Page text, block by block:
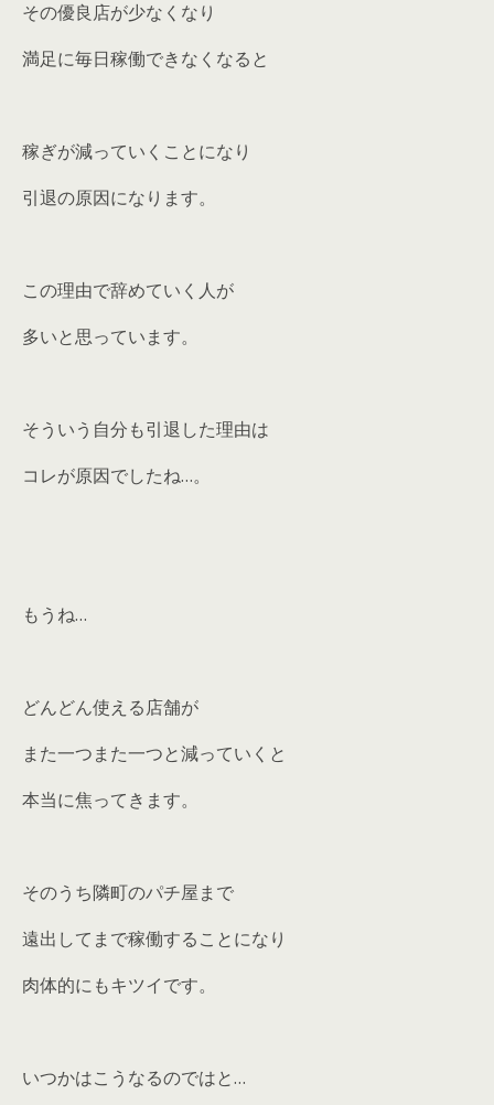
その優良店が少なくなり
満足に毎日稼働できなくなると
稼ぎが減っていくことになり
引退の原因になります。
この理由で辞めていく人が
多いと思っています。
そういう自分も引退した理由は
コレが原因でしたね…。
もうね…
どんどん使える店舗が
また一つまた一つと減っていくと
本当に焦ってきます。
そのうち隣町のパチ屋まで
遠出してまで稼働することになり
肉体的にもキツイです。
いつかはこうなるのではと…